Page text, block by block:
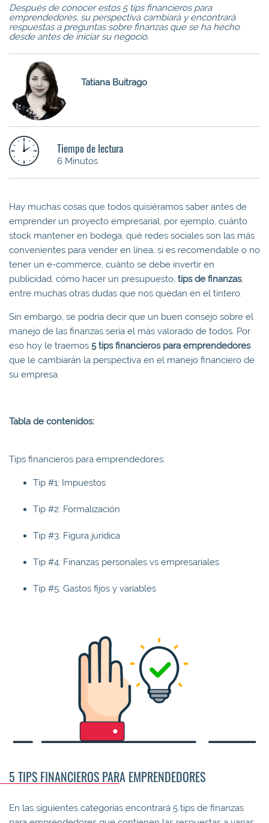
Después de conocer estos 5 tips financieros para
emprendedores, su perspectiva cambiará y encontrará
respuestas a preguntas sobre finanzas que se ha hecho
desde antes de iniciar su negocio.
Tatiana Buitrago
Tiempo de lectura
6 Minutos
Hay muchas cosas que todos quisiéramos saber antes de
emprender un proyecto empresarial, por ejemplo, cuánto
stock mantener en bodega, qué redes sociales son las más
convenientes para vender en línea, si es recomendable o no
tener un e-commerce, cuánto se debe invertir en
publicidad, cómo hacer un presupuesto, tips de finanzas,
entre muchas otras dudas que nos quedan en el tintero.
Sin embargo, se podría decir que un buen consejo sobre el
manejo de las finanzas sería el más valorado de todos. Por
eso hoy le traemos 5tips financieros para emprendedores
que le cambiarán la perspectiva en el manejo financiero de
su empresa.
Tabla de contenidos:
Tips financieros para emprendedores:
Tip #1: Impuestos
Tip #2: Formalización
Tip #3: Figura jurídica
Tip #4: Finanzas personales vs empresariales
Tip #5: Gastos fijos y variables
5 TIPS FINANCIEROS PARA EMPRENDEDORES
En las siguientes categorías encontrará 5 tips de finanzas